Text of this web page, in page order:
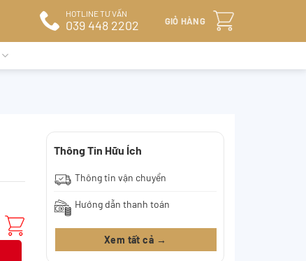
HOTLINE TƯ VẤN
039 448 2202 GIỎ HÀNG
Thông Tin Hữu Ích
Thông tin vận chuyển
Hướng dẫn thanh toán
Xem tất cả →